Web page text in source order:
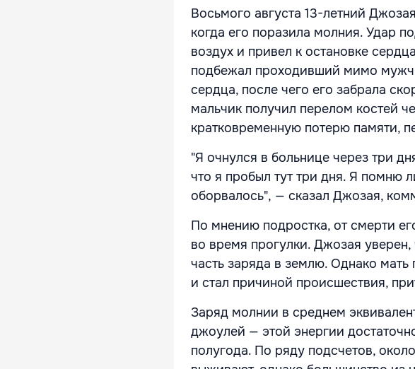
Восьмого августа 13-летний
когда его поразила молния. Удар
воздух и привел к остановке
подбежал проходивший мимо
сердца, после чего его забрала
мальчик получил перелом костей
кратковременную потерю памяти,
"Я очнулся в больнице через три
что я пробыл тут три дня. Я помню
оборвалось", — сказал Джозая,
По мнению подростка, от смерти
во время прогулки. Джозая
часть заряда в землю. Однако мать
и стал причиной происшествия,
Заряд молнии в среднем
джоулей — этой энергии
полугода. По ряду подсчетов,